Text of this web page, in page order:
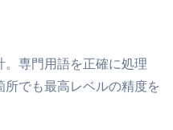
。専門用語を正確に処理
でも最高レベルの精度を